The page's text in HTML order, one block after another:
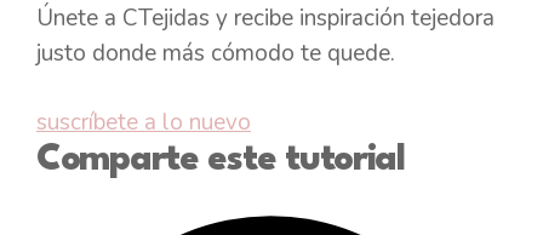
Únete a CTejidas y recibe inspiración tejedora
justo donde más cómodo te quede.
suscríbete a lo nuevo
Comparte este tutorial